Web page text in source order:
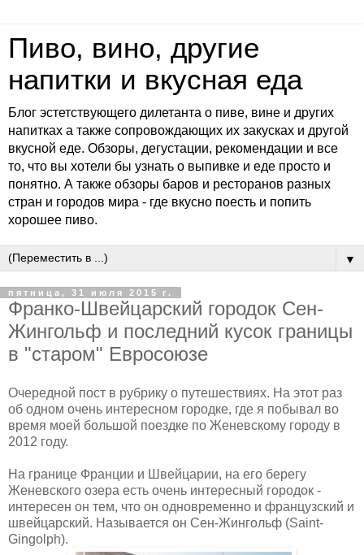
Пиво, вино, другие
напитки и вкусная еда
Блог эстетствующего дилетанта о пиве, вине и других
напитках а также сопровождающих их закусках и другой
вкусной еде. Обзоры, дегустации, рекомендации и все
то, что вы хотели бы узнать о выпивке и еде просто и
понятно. А также обзоры баров и ресторанов разных
стран и городов мира - где вкусно поесть и попить
хорошее пиво.
▼
пятница, 31 июля 2015 г.
Франко-Швейцарский городок Сен-
Жингольф и последний кусок границы
в "старом" Евросоюзе
Очередной пост в рубрику о путешествиях. На этот раз
об одном очень интересном городке, где я побывал во
время моей большой поездке по Женевскому городу в
2012 году.
На границе Франции и Швейцарии, на его берегу
Женевского озера есть очень интересный городок -
интересен он тем, что он одновременно и французский и
швейцарский. Называется он Сен-Жингольф (Saint-
Gingolph).